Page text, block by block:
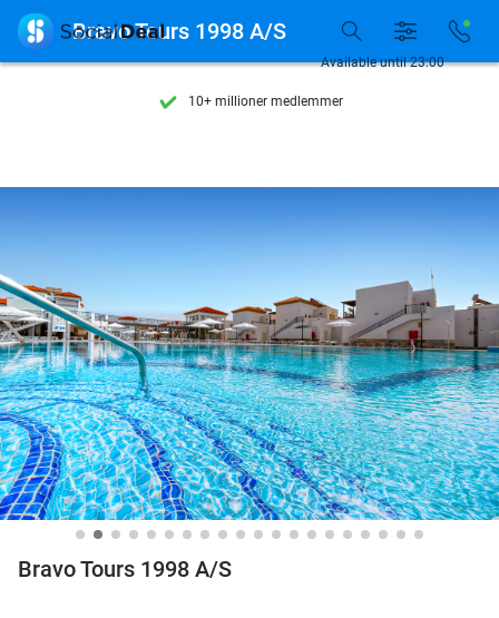
Tilgængelig 7 dage om ugen
10+ millioner medlemmer
Available until 23:00
 Bravo Tours 1998 A/S
Bravo Tours 1998 A/S